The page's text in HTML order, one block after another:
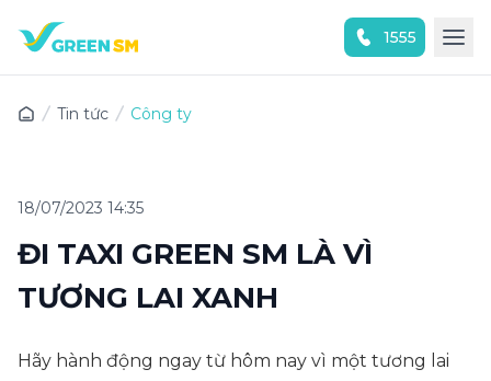
1555
Tin tức Công ty
18/07/2023 14:35
ĐI TAXI GREEN SM LÀ VÌ
TƯƠNG LAI XANH
Hãy hành động ngay từ hôm nay vì một tương lai